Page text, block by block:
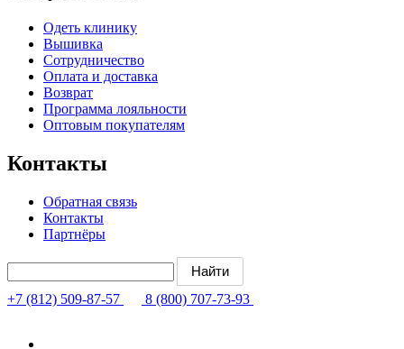
Одеть клинику
Вышивка
Сотрудничество
Оплата и доставка
Возврат
Программа лояльности
Оптовым покупателям
Контакты
Обратная связь
Контакты
Партнёры
+7 (812) 509-87-57 8 (800) 707-73-93